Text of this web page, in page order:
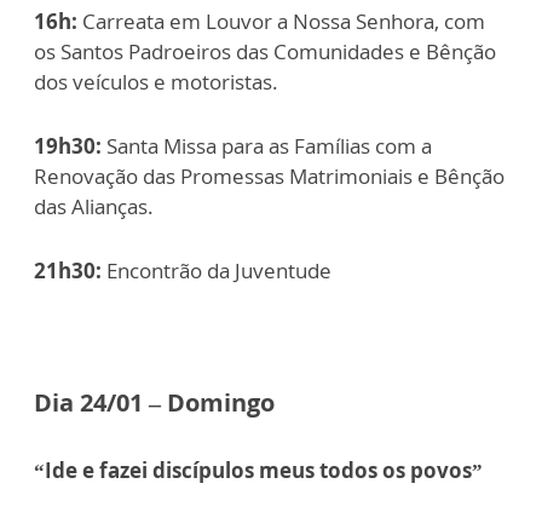
16h: Carreata em Louvor a Nossa Senhora, com
os Santos Padroeiros das Comunidades e Bênção
dos veículos e motoristas.
19h30: Santa Missa para as Famílias com a
Renovação das Promessas Matrimoniais e Bênção
das Alianças.
21h30: Encontrão da Juventude
Dia 24/01 – Domingo
“Ide e fazei discípulos meus todos os povos”